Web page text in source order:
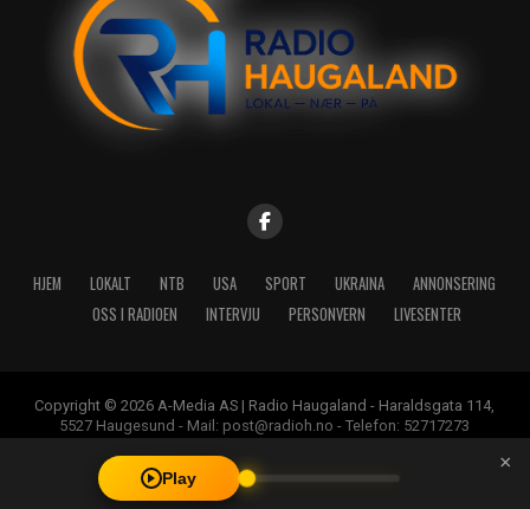
HJEM LOKALT NTB USA SPORT UKRAINA
ANNONSERING
OSS I RADIOEN
INTERVJU PERSONVERN LIVESENTER
Copyright © 2026 A-Media AS | Radio Haugaland - Haraldsgata 114,
5527 Haugesund - Mail: post@radioh.no - Telefon: 52717273
Play
×